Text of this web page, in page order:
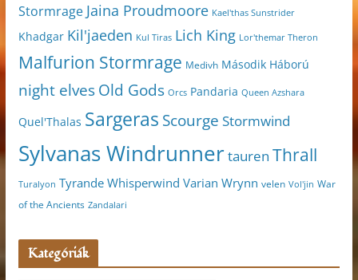
Stormrage Jaina Proudmoore Kael'thas Sunstrider
Khadgar Kil'jaeden Kul Tiras Lich King Lor'themar Theron
Malfurion Stormrage Medivh Második Háború
night elves Old Gods Orcs Pandaria Queen Azshara
Quel'Thalas Sargeras Scourge Stormwind
Sylvanas Windrunnertauren Thrall
Turalyon Tyrande Whisperwind Varian Wrynn velen Vol'jin War
of the Ancients Zandalari
Kategóriák